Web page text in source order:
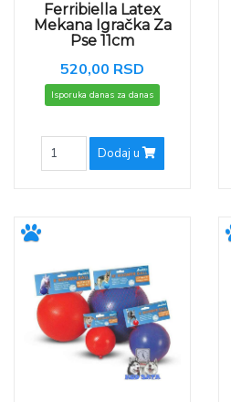
Ferribiella Latex
Mekana Igračka Za
Pse 11cm
520,00 RSD
Isporuka danas za danas
Dodaj u